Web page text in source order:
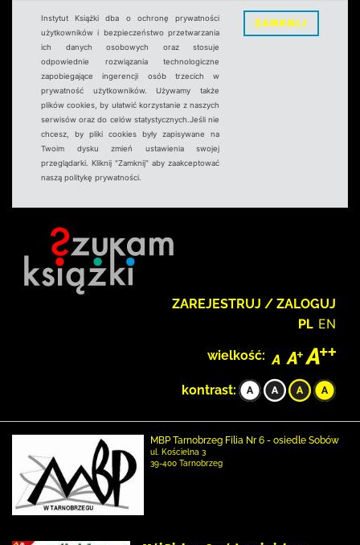
Instytut Książki dba o ochronę prywatności
użytkowników i bezpieczeństwo przetwarzania
ich danych osobowych oraz stosuje
odpowiednie rozwiązania technologiczne
zapobiegające ingerencji osób trzecich w
prywatność użytkowników. Używamy także
plików cookies, by ułatwić korzystanie z naszych
serwisów oraz do celów statystycznych.Jeśli nie
chcesz, by pliki cookies były zapisywane na
Twoim dysku zmień ustawienia swojej
przeglądarki. Kliknij "Zamknij" aby zaakceptować
naszą politykę prywatności.
ZAMKNIJ
ZAREJESTRUJ / ZALOGUJ
PL EN
wielkość:
kontrast:
MBP Tarnobrzeg Filia Nr 6 - osiedle Sobów
ul. Kościelna 3
39-400 Tarnobrzeg